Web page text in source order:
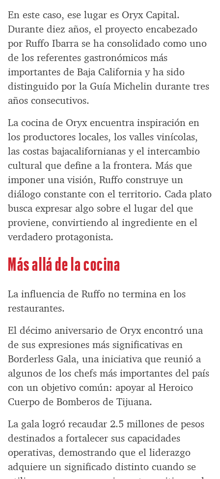
En este caso, ese lugar es Oryx Capital.
Durante diez años, el proyecto encabezado
por Ruffo Ibarra se ha consolidado como uno
de los referentes gastronómicos más
importantes de Baja California y ha sido
distinguido por la Guía Michelin durante tres
años consecutivos.
La cocina de Oryx encuentra inspiración en
los productores locales, los valles vinícolas,
las costas bajacalifornianas y el intercambio
cultural que define a la frontera. Más que
imponer una visión, Ruffo construye un
diálogo constante con el territorio. Cada plato
busca expresar algo sobre el lugar del que
proviene, convirtiendo al ingrediente en el
verdadero protagonista.
Más allá de la cocina
La influencia de Ruffo no termina en los
restaurantes.
El décimo aniversario de Oryx encontró una
de sus expresiones más significativas en
Borderless Gala, una iniciativa que reunió a
algunos de los chefs más importantes del país
con un objetivo común: apoyar al Heroico
Cuerpo de Bomberos de Tijuana.
La gala logró recaudar 2.5 millones de pesos
destinados a fortalecer sus capacidades
operativas, demostrando que el liderazgo
adquiere un significado distinto cuando se